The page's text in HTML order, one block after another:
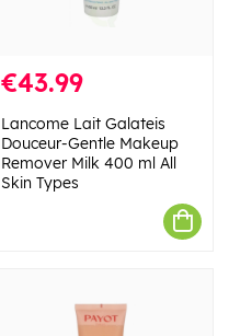
€43.99
Lancome Lait Galateis
Douceur-Gentle Makeup
Remover Milk 400 ml All
Skin Types